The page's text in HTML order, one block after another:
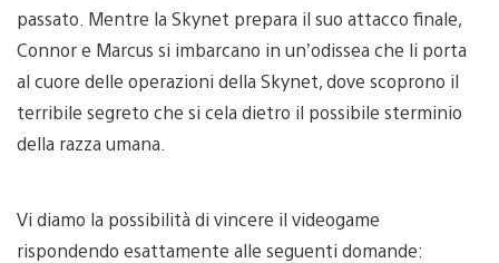
passato. Mentre la Skynet prepara il suo attacco finale,
Connor e Marcus si imbarcano in un’odissea che li porta
al cuore delle operazioni della Skynet, dove scoprono il
terribile segreto che si cela dietro il possibile sterminio
della razza umana.
Vi diamo la possibilità di vincere il videogame
rispondendo esattamente alle seguenti domande: